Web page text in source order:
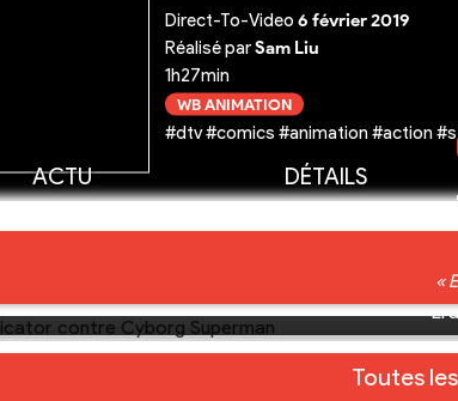
Direct-To-Video 6 février 2019
Réalisé parSam Liu
1h27min
WB ANIMATION
#dtv #comics #animation #action
ACTU DÉTAILS
«
Toutes